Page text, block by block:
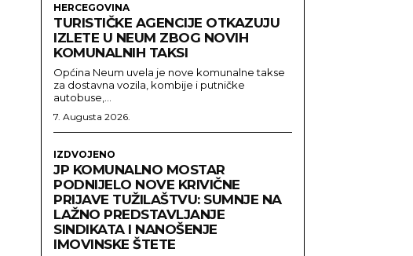
HERCEGOVINA
TURISTIČKE AGENCIJE OTKAZUJU
IZLETE U NEUM ZBOG NOVIH
KOMUNALNIH TAKSI
Općina Neum uvela je nove komunalne takse
za dostavna vozila, kombije i putničke
autobuse,...
7. Augusta 2026.
IZDVOJENO
JP KOMUNALNO MOSTAR
PODNIJELO NOVE KRIVIČNE
PRIJAVE TUŽILAŠTVU: SUMNJE NA
LAŽNO PREDSTAVLJANJE
SINDIKATA I NANOŠENJE
IMOVINSKE ŠTETE